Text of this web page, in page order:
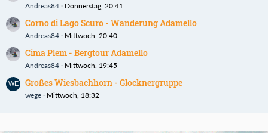
Andreas84 Donnerstag, 20:41
Corno di Lago Scuro - Wanderung Adamello
Andreas84 Mittwoch, 20:40
Cima Plem - Bergtour Adamello
Andreas84 Mittwoch, 19:45
Großes Wiesbachhorn - Glocknergruppe
wege Mittwoch, 18:32